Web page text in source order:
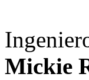
Mickie